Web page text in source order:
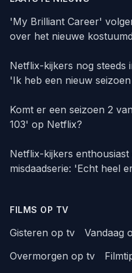
'My Brilliant Career'
over het nieuwe
Netflix-kijkers nog steeds
'Ik heb een nieuw
Komt er een seizoen 2
103' op Netflix?
Netflix-kijkers
misdaadserie: 'Echt heel
FILMS OP TV
Gisteren op tv Vandaag
Overmorgen op tv